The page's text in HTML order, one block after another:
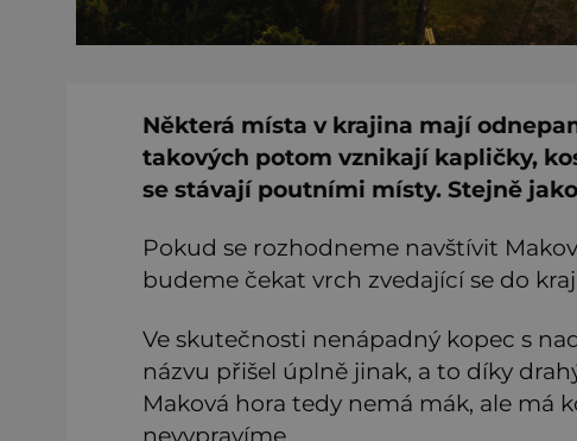
Některá místa v krajina mají
takových potom vznikají kapličky,
se stávají poutními místy. Stejně
Pokud se rozhodneme navštívit
budeme čekat vrch zvedající se do
Ve skutečnosti nenápadný kopec s
názvu přišel úplně jinak, a to díky
Maková hora tedy nemá mák, ale má
nevypravíme.